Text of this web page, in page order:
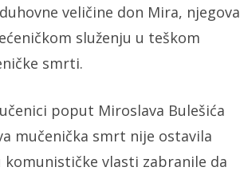
veličine don Mira, njegova
služenju u teškom
smrti.
poput Miroslava Bulešića
mučenička smrt nije ostavila
vlasti zabranile da